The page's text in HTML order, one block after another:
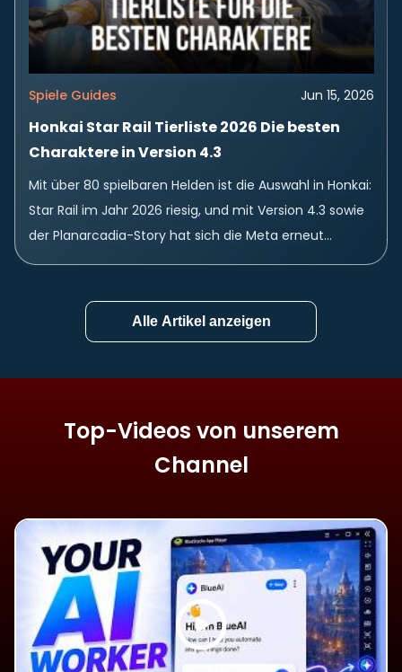
Spiele Guides Jun 15, 2026
Honkai Star Rail Tierliste 2026 Die besten
Charaktere in Version 4.3
Mit über 80 spielbaren Helden ist die Auswahl in Honkai:
Star Rail im Jahr 2026 riesig, und mit Version 4.3 sowie
der Planarcadia-Story hat sich die Meta erneut
spürbar verschoben....
Alle Artikel anzeigen
Top-Videos von unserem
Channel